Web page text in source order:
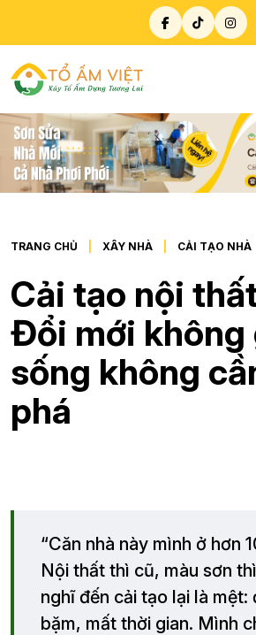
TRANG CHỦ XÂY NHÀ CẢI TẠO NHÀ
Cải tạo nội
Đổi mới không
sống không
phá
“Căn nhà này mình ở hơn
Nội thất thì cũ, màu sơn
nghĩ đến cải tạo lại là mệt:
bặm, mất thời gian. Mình